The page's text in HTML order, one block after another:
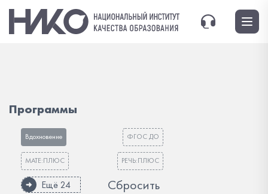
Программы
Вдохновение ФГОС ДО
МАТЕ:ПЛЮС РЕЧЬ:ПЛЮС
Ещё 24 Сбросить